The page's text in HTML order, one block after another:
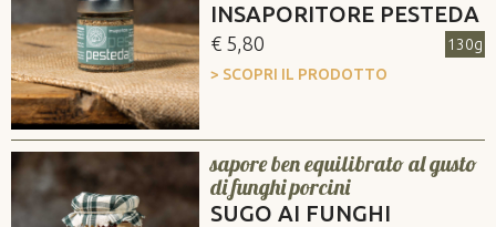
INSAPORITORE PESTEDA
€ 5,80
130g
> SCOPRI IL PRODOTTO
sapore ben equilibrato al gusto
di funghi porcini
SUGO AI FUNGHI